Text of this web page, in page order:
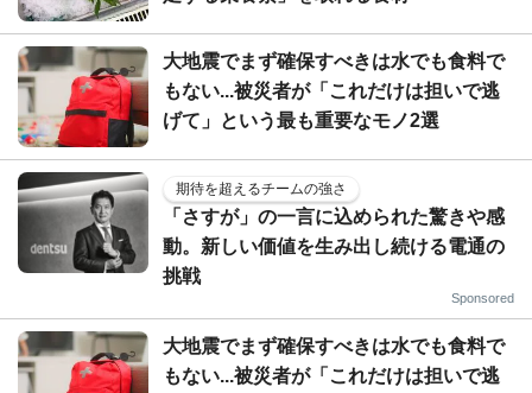
大地震でまず確保すべきは水でも食料で
もない...被災者が「これだけは担いで逃
げて」という最も重要なモノ2選
期待を超えるチームの強さ
「さすが」の一言に込められた驚きや感
動。新しい価値を生み出し続ける電通の
挑戦
Sponsored
大地震でまず確保すべきは水でも食料で
もない...被災者が「これだけは担いで逃